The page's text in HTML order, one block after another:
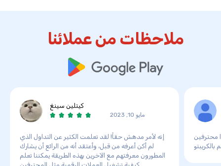
ملاحظات من عملائنا
كيتلين سينغ
مايو 10, 2023
إنه لأمر مدهش حقاً! لقد تعلمت الكثير عن التداول الذي
لم أكن أعرفه من قبل، وأعتقد أنه من الرائع أن يشارك
المطورون معرفتهم مع الآخرين بهذه الطريقة يمكننا تعلم
محترفين